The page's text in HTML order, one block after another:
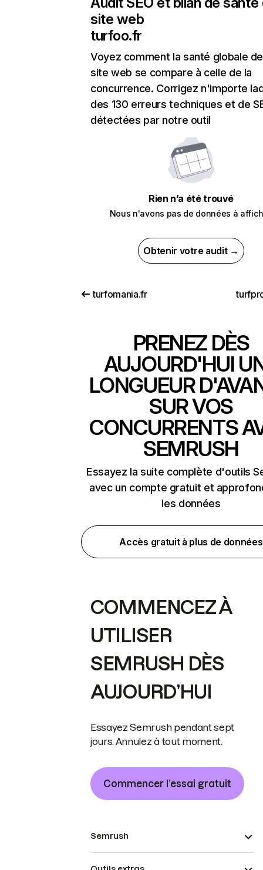
site web
turfoo.fr
Voyez comment la santé globale
site web se compare à celle de la
concurrence. Corrigez n'importe
des 130 erreurs techniques et de
détectées par notre outil
Rien n’a été trouvé
Nous n'avons pas de données à
Obtenir votre audit →
turfomania.fr
PRENEZ DÈS
AUJOURD'HUI
LONGUEUR
SUR VOS
CONCURRENTS
SEMRUSH
Essayez la suite complète d'outils
avec un compte gratuit et
les données
Accès gratuit à plus de données
COMMENCEZ À
UTILISER
SEMRUSH DÈS
AUJOURD’HUI
Essayez Semrush pendant sept
jours. Annulez à tout moment.
Commencer l’essai gratuit
Semrush